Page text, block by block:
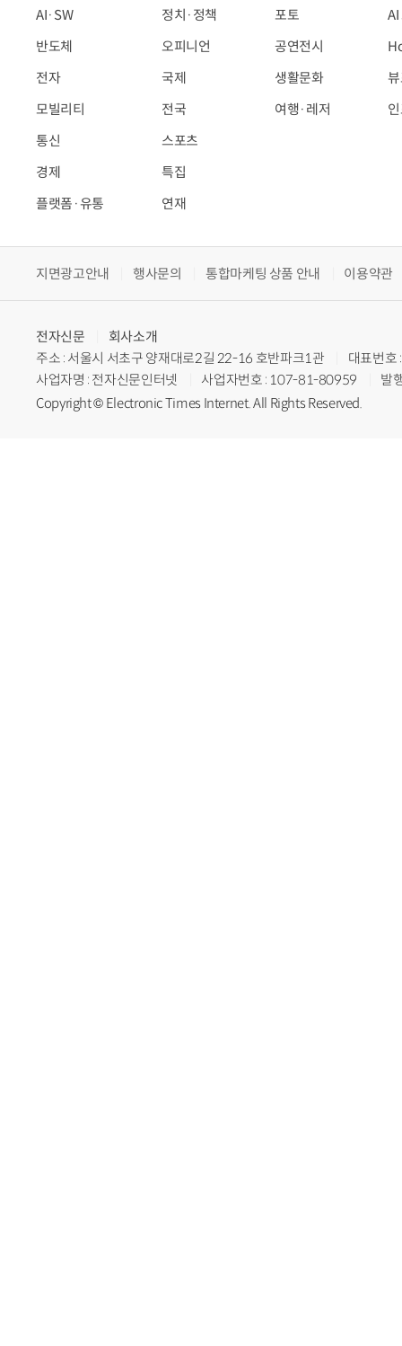
AI·SW
반도체
전자
모빌리티
통신
경제
플랫폼·유통
정치·정책
오피니언
국제
전국
스포츠
특집
연재
포토
공연전시
생활문화
여행·레저
지면광고안내 행사문의 통합마케팅 상품 안내 이용약관
전자신문
회사소개
주소 : 서울시 서초구 양재대로2길 22-16 호반파크1관
대표번
사업자명 : 전자신문인터넷
사업자번호 : 107-81-80959
발
Copyright © Electronic Times Internet. All Rights Reserved.